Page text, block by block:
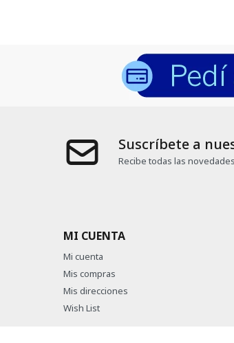
Suscríbete a
Recibe todas las
MI CUENTA
Mi cuenta
Mis compras
Mis direcciones
Wish List